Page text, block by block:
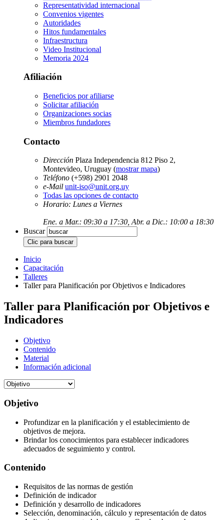
Representatividad internacional
Convenios vigentes
Autoridades
Hitos fundamentales
Infraestructura
Video Institucional
Memoria 2024
Afiliación
Beneficios por afiliarse
Solicitar afiliación
Organizaciones socias
Miembros fundadores
Contacto
Dirección Plaza Independencia 812 Piso 2,
Montevideo, Uruguay (mostrar mapa)
Teléfono (+598) 2901 2048
e-Mail unit-iso@unit.org.uy
Todas las opciones de contacto
Horario: Lunes a Viernes
Ene. a Mar.: 09:30 a 17:30, Abr. a Dic.: 10:00 a 18:30
Buscar
Inicio
Capacitación
Talleres
Taller para Planificación por Objetivos e Indicadores
Taller para Planificación por Objetivos e
Indicadores
Objetivo
Contenido
Material
Información adicional
Objetivo
Profundizar en la planificación y el establecimiento de
objetivos de mejora.
Brindar los conocimientos para establecer indicadores
adecuados de seguimiento y control.
Contenido
Requisitos de las normas de gestión
Definición de indicador
Definición y desarrollo de indicadores
Selección, denominación, cálculo y representación de datos